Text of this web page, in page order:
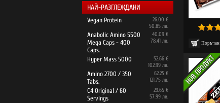
НАЙ-РАЗГЛЕЖДАНИ
Vegan Protein
26.00 €
50.85 лв.
Anabolic Amino 5500
Mega Caps - 400
Caps.
40.09 €
78.41 лв.
Hyper Mass 5000
52.66 €
102.99 лв.
Amino 2700 / 350
Tabs.
62.25 €
121.75 лв.
C4 Original / 60
Servings
29.65 €
57.99 лв.
Поръчан